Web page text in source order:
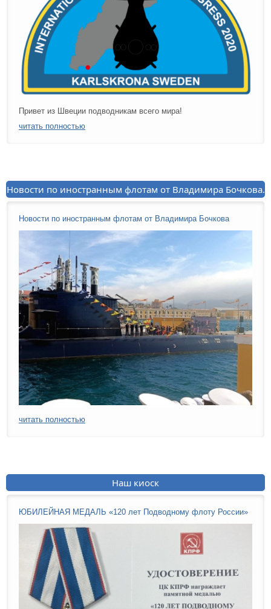
Привет из Швеции подводникам всего мира!
читать полностью
Новости по иностранным флотам от Владимира Бочкова.
Новости по иностранным флотам от Владимира Бочкова
читать полностью
Наш киоск
ЮБИЛЕЙНАЯ МЕДАЛЬ «120 лет Подводному флоту России»